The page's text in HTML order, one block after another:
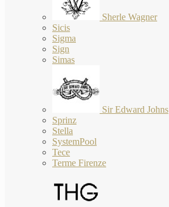
Sherle Wagner
Sicis
Sigma
Sign
Simas
Sir Edward Johns
Sprinz
Stella
SystemPool
Tece
Terme Firenze